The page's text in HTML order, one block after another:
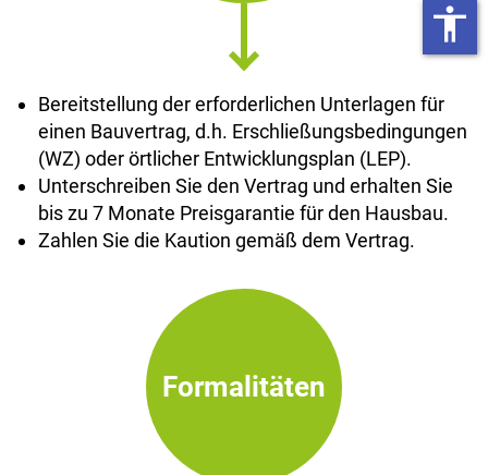
Bereitstellung der erforderlichen Unterlagen für
einen Bauvertrag, d.h. Erschließungsbedingungen
(WZ) oder örtlicher Entwicklungsplan (LEP).
Unterschreiben Sie den Vertrag und erhalten Sie
bis zu 7 Monate Preisgarantie für den Hausbau.
Zahlen Sie die Kaution gemäß dem Vertrag.
Formalitäten
accessibility